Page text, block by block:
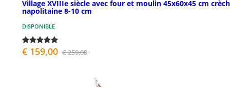
Village XVIIIe siècle avec four et moulin 45x60x45 cm
napolitaine 8-10 cm
DISPONIBLE
€ 159,00 € 259,00